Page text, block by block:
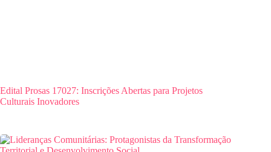
Edital Prosas 17027: Inscrições Abertas para Projetos
Culturais Inovadores